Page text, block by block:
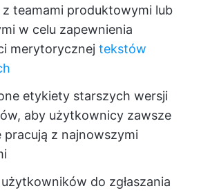
z teamami produktowymi lub
w celu zapewnienia
merytorycznej tekstów
etykiety starszych wersji
aby użytkownicy zawsze
pracują z najnowszymi
do zgłaszania